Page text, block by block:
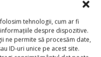
tehnologii, cum ar fi
despre dispozitive.
ne permite să procesăm date,
ID-uri unice pe acest site.